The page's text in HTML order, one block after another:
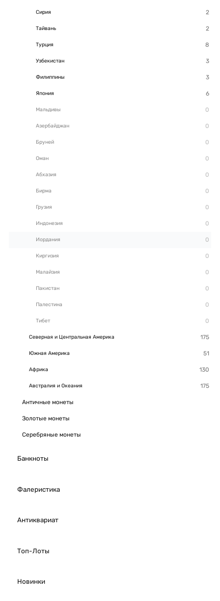
Сирия
Тайвань
Турция
Узбекистан
Филиппины
Япония
Мальдивы
Азербайджан
Бруней
Оман
Абхазия
Бирма
Грузия
Индонезия
Иордания
Киргизия
Малайзия
Пакистан
Палестина
Тибет
Северная и Центральная Америка
Южная Америка
Африка
Австралия и Океания
Античные монеты
Золотые монеты
Серебряные монеты
Банкноты
Фалеристика
Антиквариат
Топ-Лоты
Новинки